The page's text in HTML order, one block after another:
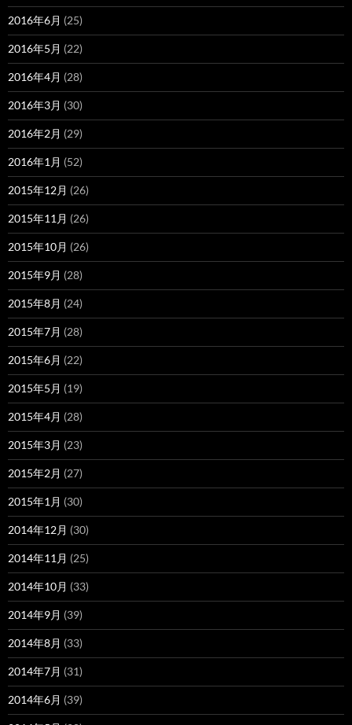
2016年6月 (25)
2016年5月 (22)
2016年4月 (28)
2016年3月 (30)
2016年2月 (29)
2016年1月 (52)
2015年12月 (26)
2015年11月 (26)
2015年10月 (26)
2015年9月 (28)
2015年8月 (24)
2015年7月 (28)
2015年6月 (22)
2015年5月 (19)
2015年4月 (28)
2015年3月 (23)
2015年2月 (27)
2015年1月 (30)
2014年12月 (30)
2014年11月 (25)
2014年10月 (33)
2014年9月 (39)
2014年8月 (33)
2014年7月 (31)
2014年6月 (39)